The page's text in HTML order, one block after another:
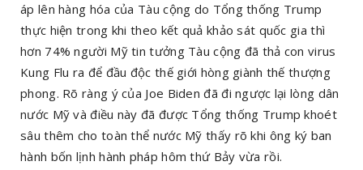
áp lên hàng hóa của Tàu cộng do Tổng thống Trump
thực hiện trong khi theo kết quả khảo sát quốc gia thì
hơn 74% người Mỹ tin tưởng Tàu cộng đã thả con virus
Kung Flu ra để đầu độc thế giới hòng giành thế thượng
phong. Rõ ràng ý của Joe Biden đã đi ngược lại lòng dân
nước Mỹ và điều này đã được Tổng thống Trump khoét
sâu thêm cho toàn thể nước Mỹ thấy rõ khi ông ký ban
hành bốn lịnh hành pháp hôm thứ Bảy vừa rồi.